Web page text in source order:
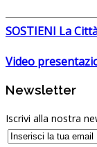
SOSTIENI La
Video
Newsletter
Iscrivi alla nostra